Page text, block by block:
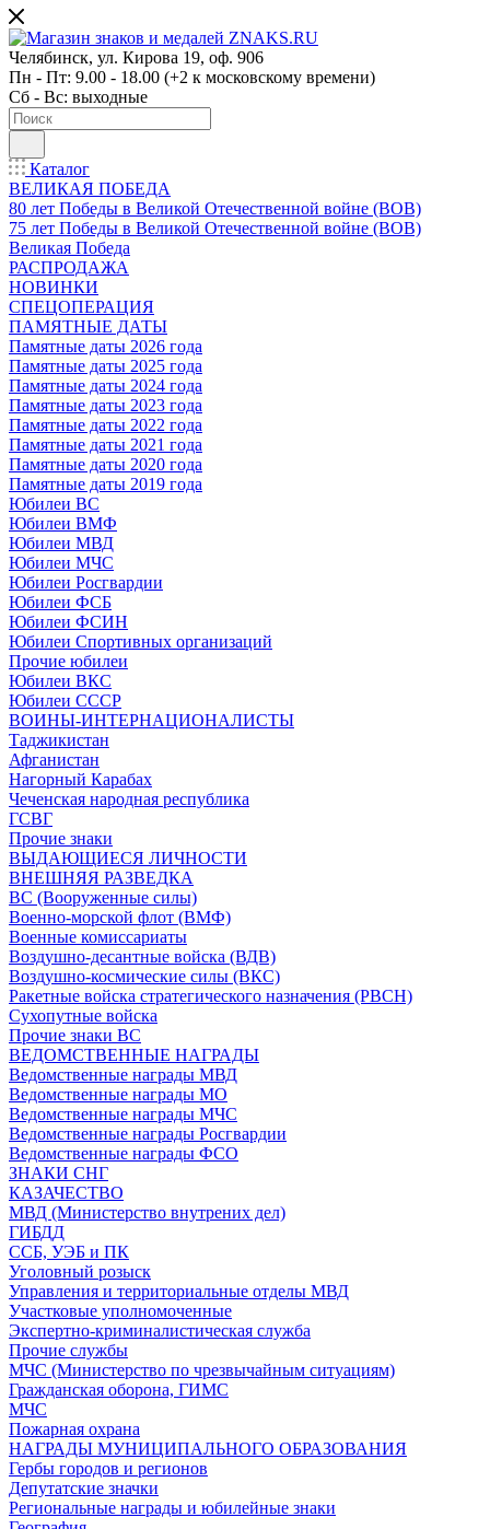
Челябинск, ул. Кирова 19, оф. 906
Пн - Пт: 9.00 - 18.00 (+2 к московскому времени)
Сб - Вс: выходные
Каталог
ВЕЛИКАЯ ПОБЕДА
80 лет Победы в Великой Отечественной войне (ВОВ)
75 лет Победы в Великой Отечественной войне (ВОВ)
Великая Победа
РАСПРОДАЖА
НОВИНКИ
СПЕЦОПЕРАЦИЯ
ПАМЯТНЫЕ ДАТЫ
Памятные даты 2026 года
Памятные даты 2025 года
Памятные даты 2024 года
Памятные даты 2023 года
Памятные даты 2022 года
Памятные даты 2021 года
Памятные даты 2020 года
Памятные даты 2019 года
Юбилеи ВС
Юбилеи ВМФ
Юбилеи МВД
Юбилеи МЧС
Юбилеи Росгвардии
Юбилеи ФСБ
Юбилеи ФСИН
Юбилеи Спортивных организаций
Прочие юбилеи
Юбилеи ВКС
Юбилеи СССР
ВОИНЫ-ИНТЕРНАЦИОНАЛИСТЫ
Таджикистан
Афганистан
Нагорный Карабах
Чеченская народная республика
ГСВГ
Прочие знаки
ВЫДАЮЩИЕСЯ ЛИЧНОСТИ
ВНЕШНЯЯ РАЗВЕДКА
ВС (Вооруженные силы)
Военно-морской флот (ВМФ)
Военные комиссариаты
Воздушно-десантные войска (ВДВ)
Воздушно-космические силы (ВКС)
Ракетные войска стратегического назначения (РВСН)
Сухопутные войска
Прочие знаки ВС
ВЕДОМСТВЕННЫЕ НАГРАДЫ
Ведомственные награды МВД
Ведомственные награды МО
Ведомственные награды МЧС
Ведомственные награды Росгвардии
Ведомственные награды ФСО
ЗНАКИ СНГ
КАЗАЧЕСТВО
МВД (Министерство внутрених дел)
ГИБДД
ССБ, УЭБ и ПК
Уголовный розыск
Управления и территориальные отделы МВД
Участковые уполномоченные
Экспертно-криминалистическая служба
Прочие службы
МЧС (Министерство по чрезвычайным ситуациям)
Гражданская оборона, ГИМС
МЧС
Пожарная охрана
НАГРАДЫ МУНИЦИПАЛЬНОГО ОБРАЗОВАНИЯ
Гербы городов и регионов
Депутатские значки
Региональные награды и юбилейные знаки